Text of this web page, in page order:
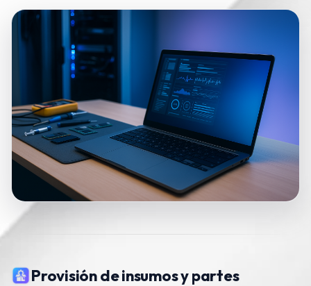
Provisión de insumos y partes